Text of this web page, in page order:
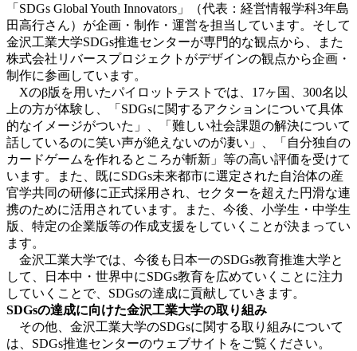
「SDGs Global Youth Innovators」（代表：経営情報学科3年島
田高行さん）が企画・制作・運営を担当しています。そして
金沢工業大学SDGs推進センターが専門的な観点から、また
株式会社リバースプロジェクトがデザインの観点から企画・
制作に参画しています。
Xのβ版を用いたパイロットテストでは、17ヶ国、300名以
上の方が体験し、「SDGsに関するアクションについて具体
的なイメージがついた」、「難しい社会課題の解決について
話しているのに笑い声が絶えないのが凄い」、「自分独自の
カードゲームを作れるところが斬新」等の高い評価を受けて
います。また、既にSDGs未来都市に選定された自治体の産
官学共同の研修に正式採用され、セクターを超えた円滑な連
携のために活用されています。また、今後、小学生・中学生
版、特定の企業版等の作成支援をしていくことが決まってい
ます。
金沢工業大学では、今後も日本一のSDGs教育推進大学と
して、日本中・世界中にSDGs教育を広めていくことに注力
していくことで、SDGsの達成に貢献していきます。
SDGsの達成に向けた金沢工業大学の取り組み
その他、金沢工業大学のSDGsに関する取り組みについて
は、SDGs推進センターのウェブサイトをご覧ください。